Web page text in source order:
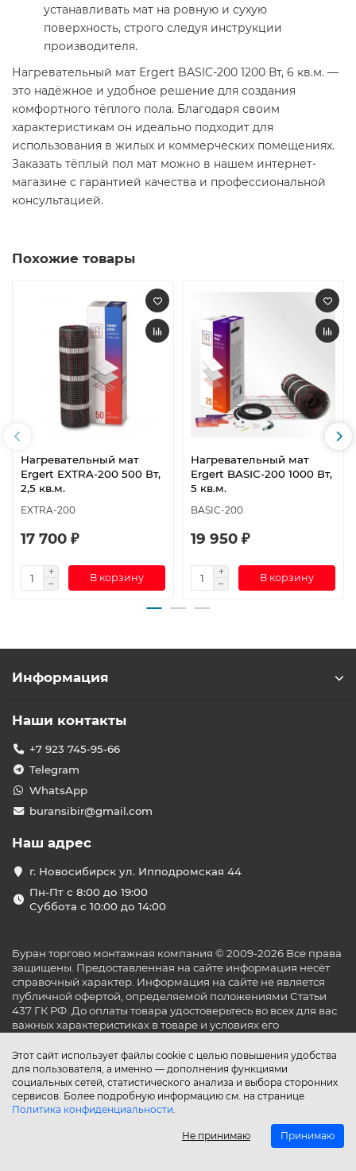
устанавливать мат на ровную и сухую
поверхность, строго следуя инструкции
производителя.
Нагревательный мат Ergert BASIC-200 1200 Вт, 6 кв.м. —
это надёжное и удобное решение для создания
комфортного тёплого пола. Благодаря своим
характеристикам он идеально подходит для
использования в жилых и коммерческих помещениях.
Заказать тёплый пол мат можно в нашем интернет-
магазине с гарантией качества и профессиональной
консультацией.
Похожие товары
Нагревательный мат
Ergert EXTRA-200 500 Вт,
2,5 кв.м.
EXTRA-200
17 700 ₽
В корзину
Нагревательный мат
Ergert BASIC-200 1000 Вт,
5 кв.м.
BASIC-200
19 950 ₽
В корзину
Этот сайт использует файлы cookie с целью повышения удобства
для пользователя, а именно — дополнения функциями
социальных сетей, статистического анализа и выбора сторонних
сервисов. Более подробную информацию см. на странице
Политика конфиденциальности.
Не принимаю Принимаю
Информация
Наши контакты
+7 923 745-95-66
Telegram
WhatsApp
buransibir@gmail.com
Наш адрес
г. Новосибирск ул. Ипподромская 44
Пн-Пт с 8:00 до 19:00
Суббота с 10:00 до 14:00
Буран торгово монтажная компания © 2009-2026 Все права
защищены. Предоставленная на сайте информация несёт
справочный характер. Информация на сайте не является
публичной офертой, определяемой положениями Статьи
437 ГК РФ. До оплаты товара удостоверьтесь во всех для вас
важных характеристиках в товаре и условиях его